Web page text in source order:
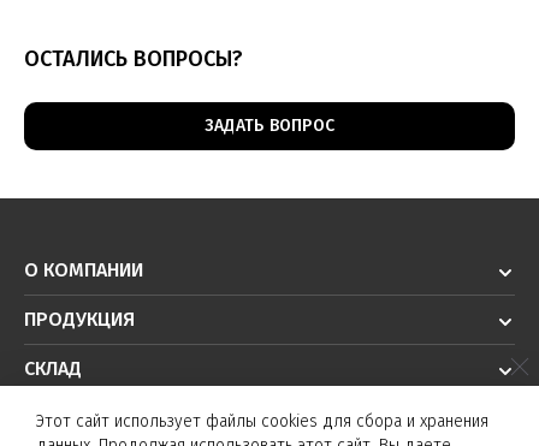
ОСТАЛИСЬ ВОПРОСЫ?
ЗАДАТЬ ВОПРОС
О КОМПАНИИ
ПРОДУКЦИЯ
СКЛАД
РЕШЕНИЯ
Этот сайт использует файлы cookies для сбора и хранения